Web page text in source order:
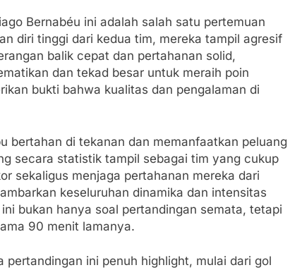
Bernabéu ini adalah salah satu pertemuan
diri tinggi dari kedua tim, mereka tampil agresif
balik cepat dan pertahanan solid,
dan tekad besar untuk meraih poin
bukti bahwa kualitas dan pengalaman di
bertahan di tekanan dan memanfaatkan peluang
secara statistik tampil sebagai tim yang cukup
sekaligus menjaga pertahanan mereka dari
keseluruhan dinamika dan intensitas
bukan hanya soal pertandingan semata, tetapi
90 menit lamanya.
pertandingan ini penuh highlight, mulai dari gol